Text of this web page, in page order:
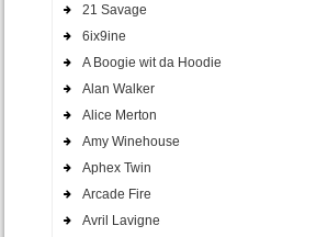
21 Savage
6ix9ine
A Boogie wit da Hoodie
Alan Walker
Alice Merton
Amy Winehouse
Aphex Twin
Arcade Fire
Avril Lavigne